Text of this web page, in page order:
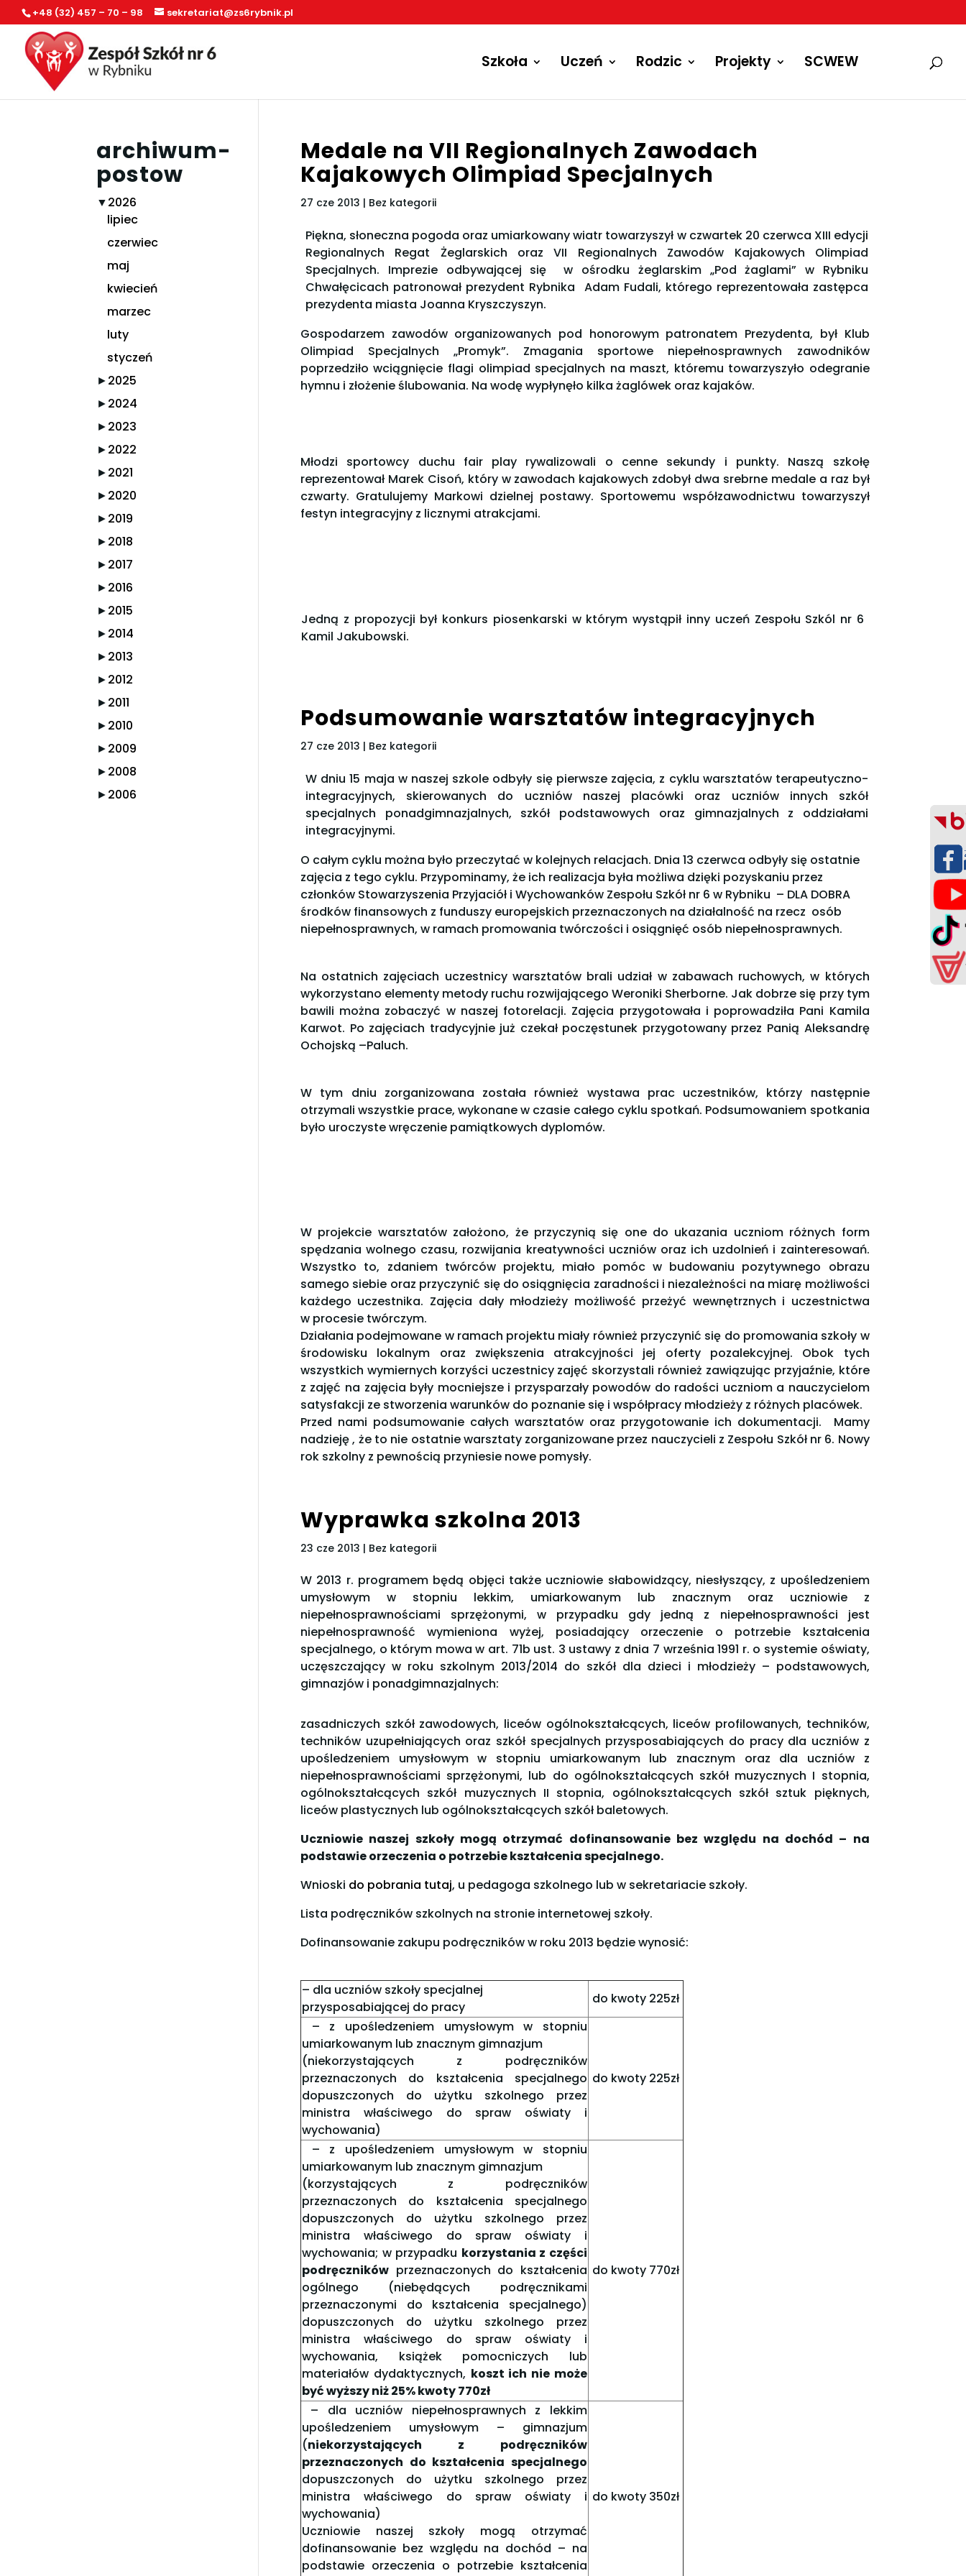
+48 (32) 457 – 70 – 98 sekretariat@zs6rybnik.pl
Szkoła Uczeń Rodzic Projekty SCWEW
Medale na VII Regionalnych Zawodach
Kajakowych Olimpiad Specjalnych
27 cze 2013 | Bez kategorii
Piękna, słoneczna pogoda oraz umiarkowany wiatr towarzyszył w czwartek 20 czerwca XIII edycji
Regionalnych Regat Żeglarskich oraz VII Regionalnych Zawodów Kajakowych Olimpiad
Specjalnych. Imprezie odbywającej się w ośrodku żeglarskim „Pod żaglami” w Rybniku
Chwałęcicach patronował prezydent Rybnika Adam Fudali, którego reprezentowała zastępca
prezydenta miasta Joanna Kryszczyszyn.
Gospodarzem zawodów organizowanych pod honorowym patronatem Prezydenta, był Klub
Olimpiad Specjalnych „Promyk”. Zmagania sportowe niepełnosprawnych zawodników
poprzedziło wciągnięcie flagi olimpiad specjalnych na maszt, któremu towarzyszyło odegranie
hymnu i złożenie ślubowania. Na wodę wypłynęło kilka żaglówek oraz kajaków.
Młodzi sportowcy duchu fair play rywalizowali o cenne sekundy i punkty. Naszą szkołę
reprezentował Marek Cisoń, który w zawodach kajakowych zdobył dwa srebrne medale a raz był
czwarty. Gratulujemy Markowi dzielnej postawy. Sportowemu współzawodnictwu towarzyszył
festyn integracyjny z licznymi atrakcjami.
Jedną z propozycji był konkurs piosenkarski w którym wystąpił inny uczeń Zespołu Szkól nr 6
Kamil Jakubowski.
Podsumowanie warsztatów integracyjnych
27 cze 2013 | Bez kategorii
W dniu 15 maja w naszej szkole odbyły się pierwsze zajęcia, z cyklu warsztatów terapeutyczno-
integracyjnych, skierowanych do uczniów naszej placówki oraz uczniów innych szkół
specjalnych ponadgimnazjalnych, szkół podstawowych oraz gimnazjalnych z oddziałami
integracyjnymi.
O całym cyklu można było przeczytać w kolejnych relacjach. Dnia 13 czerwca odbyły się ostatnie
zajęcia z tego cyklu. Przypominamy, że ich realizacja była możliwa dzięki pozyskaniu przez
członków Stowarzyszenia Przyjaciół i Wychowanków Zespołu Szkół nr 6 w Rybniku – DLA DOBRA
środków finansowych z funduszy europejskich przeznaczonych na działalność na rzecz osób
niepełnosprawnych, w ramach promowania twórczości i osiągnięć osób niepełnosprawnych.
Na ostatnich zajęciach uczestnicy warsztatów brali udział w zabawach ruchowych, w których
wykorzystano elementy metody ruchu rozwijającego Weroniki Sherborne. Jak dobrze się przy tym
bawili można zobaczyć w naszej fotorelacji. Zajęcia przygotowała i poprowadziła Pani Kamila
Karwot. Po zajęciach tradycyjnie już czekał poczęstunek przygotowany przez Panią Aleksandrę
Ochojską –Paluch.
W tym dniu zorganizowana została również wystawa prac uczestników, którzy następnie
otrzymali wszystkie prace, wykonane w czasie całego cyklu spotkań. Podsumowaniem spotkania
było uroczyste wręczenie pamiątkowych dyplomów.
W projekcie warsztatów założono, że przyczynią się one do ukazania uczniom różnych form
spędzania wolnego czasu, rozwijania kreatywności uczniów oraz ich uzdolnień i zainteresowań.
Wszystko to, zdaniem twórców projektu, miało pomóc w budowaniu pozytywnego obrazu
samego siebie oraz przyczynić się do osiągnięcia zaradności i niezależności na miarę możliwości
każdego uczestnika. Zajęcia dały młodzieży możliwość przeżyć wewnętrznych i uczestnictwa
w procesie twórczym.
Działania podejmowane w ramach projektu miały również przyczynić się do promowania szkoły w
środowisku lokalnym oraz zwiększenia atrakcyjności jej oferty pozalekcyjnej. Obok tych
wszystkich wymiernych korzyści uczestnicy zajęć skorzystali również zawiązując przyjaźnie, które
z zajęć na zajęcia były mocniejsze i przysparzały powodów do radości uczniom a nauczycielom
satysfakcji ze stworzenia warunków do poznanie się i współpracy młodzieży z różnych placówek.
Przed nami podsumowanie całych warsztatów oraz przygotowanie ich dokumentacji. Mamy
nadzieję , że to nie ostatnie warsztaty zorganizowane przez nauczycieli z Zespołu Szkół nr 6. Nowy
rok szkolny z pewnością przyniesie nowe pomysły.
Wyprawka szkolna 2013
23 cze 2013 | Bez kategorii
W 2013 r. programem będą objęci także uczniowie słabowidzący, niesłyszący, z upośledzeniem
umysłowym w stopniu lekkim, umiarkowanym lub znacznym oraz uczniowie z
niepełnosprawnościami sprzężonymi, w przypadku gdy jedną z niepełnosprawności jest
niepełnosprawność wymieniona wyżej, posiadający orzeczenie o potrzebie kształcenia
specjalnego, o którym mowa w art. 71b ust. 3 ustawy z dnia 7 września 1991 r. o systemie oświaty,
uczęszczający w roku szkolnym 2013/2014 do szkół dla dzieci i młodzieży – podstawowych,
gimnazjów i ponadgimnazjalnych:
zasadniczych szkół zawodowych, liceów ogólnokształcących, liceów profilowanych, techników,
techników uzupełniających oraz szkół specjalnych przysposabiających do pracy dla uczniów z
upośledzeniem umysłowym w stopniu umiarkowanym lub znacznym oraz dla uczniów z
niepełnosprawnościami sprzężonymi, lub do ogólnokształcących szkół muzycznych I stopnia,
ogólnokształcących szkół muzycznych II stopnia, ogólnokształcących szkół sztuk pięknych,
liceów plastycznych lub ogólnokształcących szkół baletowych.
Uczniowie naszej szkoły mogą otrzymać dofinansowanie bez względu na dochód – na
podstawie orzeczenia o potrzebie kształcenia specjalnego.
Wnioski do pobrania tutaj, u pedagoga szkolnego lub w sekretariacie szkoły.
Lista podręczników szkolnych na stronie internetowej szkoły.
Dofinansowanie zakupu podręczników w roku 2013 będzie wynosić:
– dla uczniów szkoły specjalnej
przysposabiającej do pracy
do kwoty 225zł
– z upośledzeniem umysłowym w stopniu
umiarkowanym lub znacznym gimnazjum
(niekorzystających z podręczników
przeznaczonych do kształcenia specjalnego
dopuszczonych do użytku szkolnego przez
ministra właściwego do spraw oświaty i
wychowania)
do kwoty 225zł
– z upośledzeniem umysłowym w stopniu
umiarkowanym lub znacznym gimnazjum
(korzystających z podręczników
przeznaczonych do kształcenia specjalnego
dopuszczonych do użytku szkolnego przez
ministra właściwego do spraw oświaty i
wychowania; w przypadku korzystania z części
podręcznikówprzeznaczonych do kształcenia
ogólnego (niebędących podręcznikami
przeznaczonymi do kształcenia specjalnego)
dopuszczonych do użytku szkolnego przez
ministra właściwego do spraw oświaty i
wychowania, książek pomocniczych lub
materiałów dydaktycznych, koszt ich nie może
być wyższy niż 25% kwoty 770zł
do kwoty 770zł
– dla uczniów niepełnosprawnych z lekkim
upośledzeniem umysłowym – gimnazjum
(niekorzystających z podręczników
przeznaczonych do kształcenia specjalnego
dopuszczonych do użytku szkolnego przez
ministra właściwego do spraw oświaty i
wychowania)
Uczniowie naszej szkoły mogą otrzymać
dofinansowanie bez względu na dochód – na
podstawie orzeczenia o potrzebie kształcenia
do kwoty 350zł
archiwum-
postow
▼2026
lipiec
czerwiec
maj
kwiecień
marzec
luty
styczeń
►2025
►2024
►2023
►2022
►2021
►2020
►2019
►2018
►2017
►2016
►2015
►2014
►2013
►2012
►2011
►2010
►2009
►2008
►2006